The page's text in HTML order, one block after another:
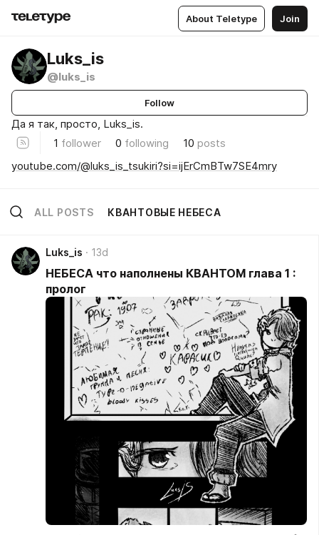
About Teletype Join
Luks_is
@luks_is
Follow
Да я так, просто, Luks_is.
1 follower 0 following 10 posts
youtube.com/@luks_is_tsukiri?si=ijErCmBTw7SE4mry
ALL POSTS КВАНТОВЫЕ НЕБЕСА
Luks_is 13d
НЕБЕСА что наполнены КВАНТОМ глава 1 :
пролог